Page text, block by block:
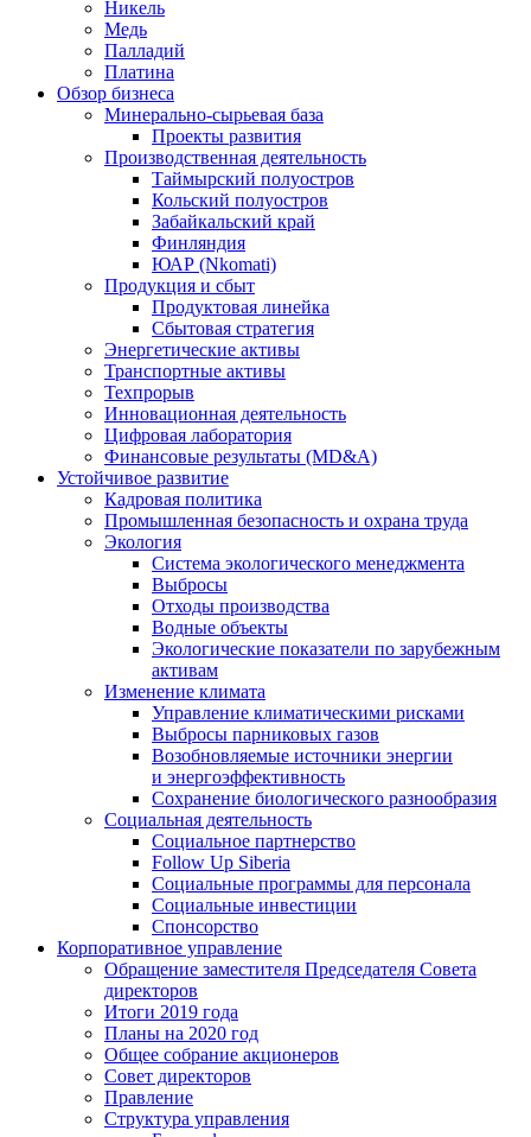
Никель
Медь
Палладий
Платина
Обзор бизнеса
Минерально-сырьевая база
Проекты развития
Производственная деятельность
Таймырский полуостров
Кольский полуостров
Забайкальский край
Финляндия
ЮАР (Nkomati)
Продукция и сбыт
Продуктовая линейка
Сбытовая стратегия
Энергетические активы
Транспортные активы
Техпрорыв
Инновационная деятельность
Цифровая лаборатория
Финансовые результаты (MD&A)
Устойчивое развитие
Кадровая политика
Промышленная безопасность и охрана труда
Экология
Система экологического менеджмента
Выбросы
Отходы производства
Водные объекты
Экологические показатели по зарубежным
активам
Изменение климата
Управление климатическими рисками
Выбросы парниковых газов
Возобновляемые источники энергии
и энергоэффективность
Сохранение биологического разнообразия
Социальная деятельность
Социальное партнерство
Follow Up Siberia
Социальные программы для персонала
Социальные инвестиции
Спонсорство
Корпоративное управление
Обращение заместителя Председателя Совета
директоров
Итоги 2019 года
Планы на 2020 год
Общее собрание акционеров
Совет директоров
Правление
Структура управления